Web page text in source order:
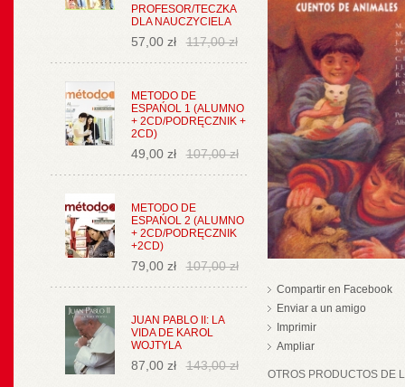
PROFESOR/TECZKA
DLA NAUCZYCIELA
57,00 zł 117,00 zł
METODO DE
ESPAŃOL 1 (ALUMNO
+ 2CD/PODRĘCZNIK +
2CD)
49,00 zł 107,00 zł
METODO DE
ESPAŃOL 2 (ALUMNO
+ 2CD/PODRĘCZNIK
+2CD)
79,00 zł 107,00 zł
JUAN PABLO II: LA
VIDA DE KAROL
WOJTYLA
87,00 zł 143,00 zł
Compartir en Facebook
Enviar a un amigo
Imprimir
Ampliar
OTROS PRODUCTOS DE